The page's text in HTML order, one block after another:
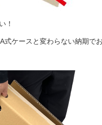
もういらな
ケースと変わらない納期で